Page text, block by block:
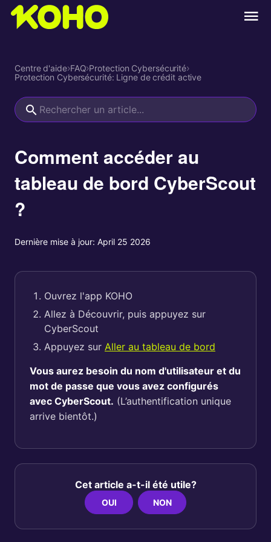
Centre d'aide›FAQ›Protection Cybersécurité›
Protection Cybersécurité: Ligne de crédit active
Comment accéder au
tableau de bord CyberScout
?
Dernière mise à jour: April 25 2026
Ouvrez l'app KOHO
Allez à Découvrir, puis appuyez sur
CyberScout
Appuyez sur Aller au tableau de bord
Vous aurez besoin du nom d'utilisateur et du
mot de passe que vous avez configurés
avec CyberScout. (L’authentification unique
arrive bientôt.)
Cet article a-t-il été utile?
OUI NON